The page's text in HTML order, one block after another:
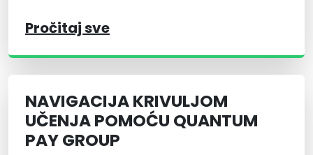
Pročitaj sve
NAVIGACIJA KRIVULJOM
UČENJA POMOĆU QUANTUM
PAY GROUP